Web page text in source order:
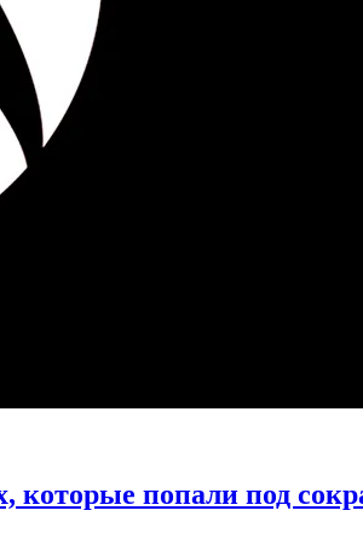
которые попали под